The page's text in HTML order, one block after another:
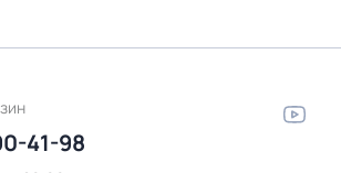
41-98